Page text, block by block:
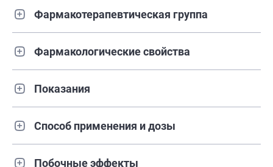
Фармакотерапевтическая группа
Фармакологические свойства
Показания
Способ применения и дозы
Побочные эффекты